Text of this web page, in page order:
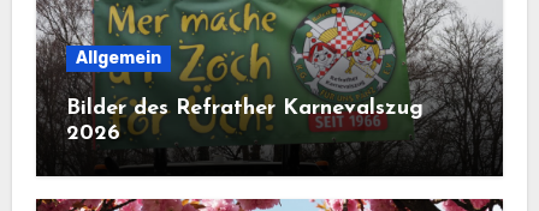
Allgemein
Bilder des Refrather Karnevalszug
2026